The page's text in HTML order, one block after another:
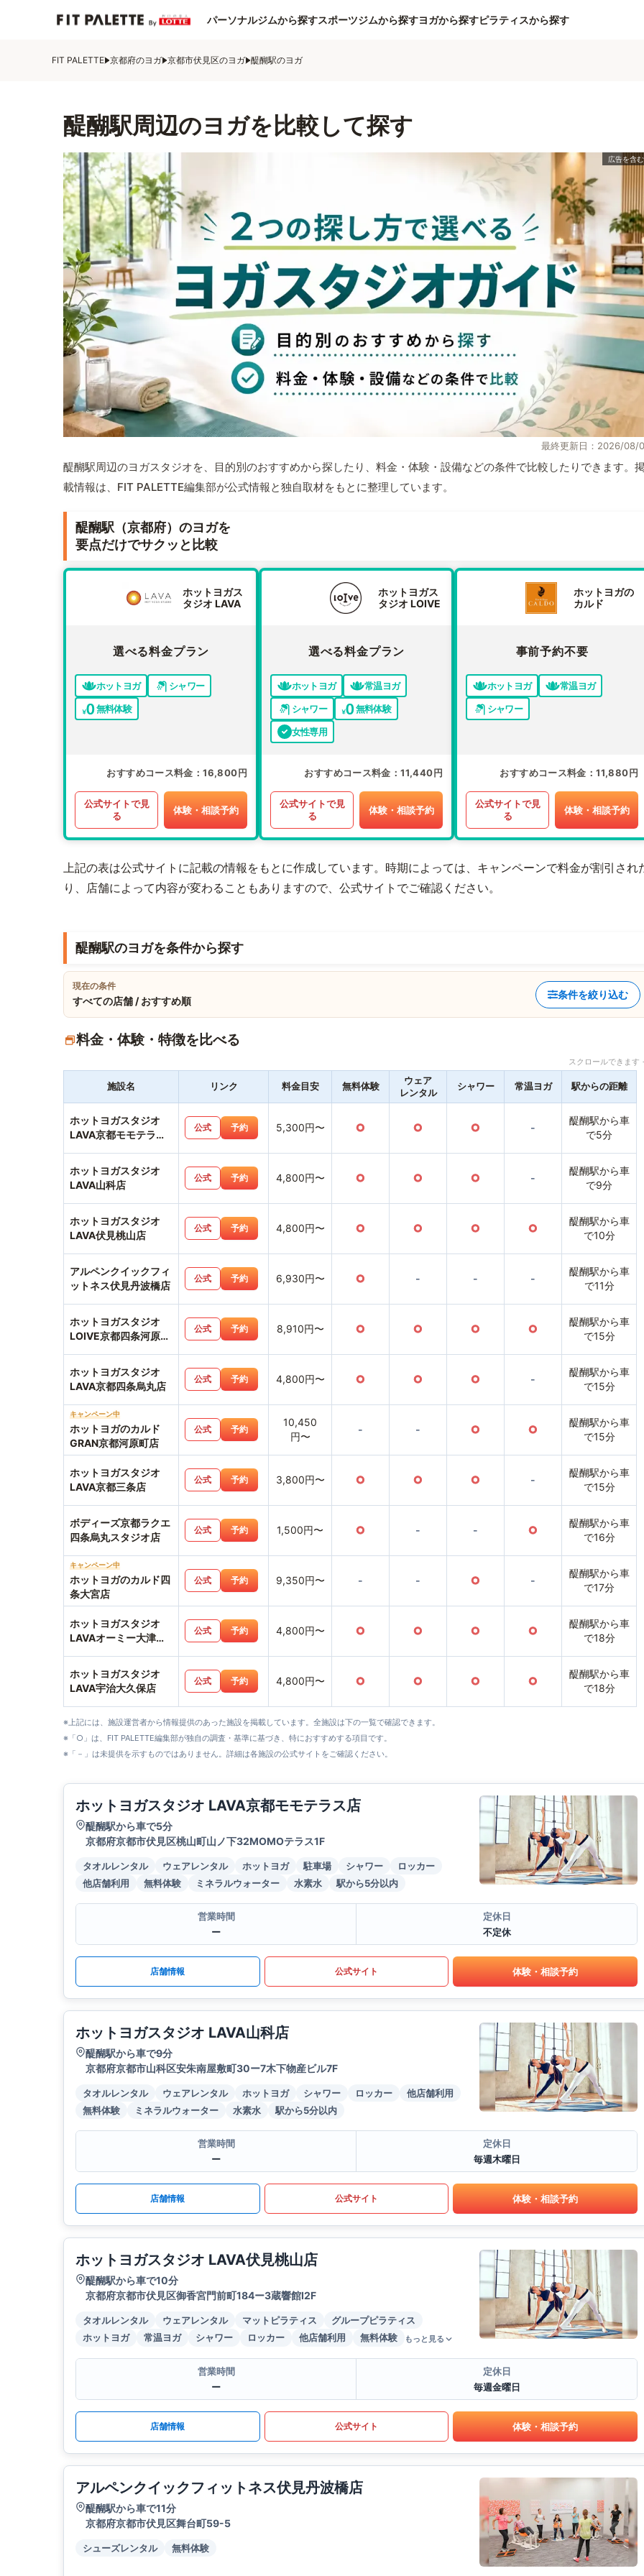
パーソナルジムから探すスポーツジムから探すヨガから探すピラティスから探す
FIT PALETTE 京都府のヨガ 京都市伏見区のヨガ 醍醐駅のヨガ
醍醐駅周辺のヨガを比較して探す
最終更新日：2026/08/
醍醐駅周辺のヨガスタジオを、目的別のおすすめから探したり、料金・体験・設備などの条件で比較したりできます。
載情報は、FIT PALETTE編集部が公式情報と独自取材をもとに整理しています。
醍醐駅（京都府）のヨガを
要点だけでサクッと比較
ホットヨガス
タジオ LAVA
選べる料金プラン
ホットヨガ
シャワー
無料体験
おすすめコース料金 16,800円
公式サイトで見
る
体験・相談予約
ホットヨガス
タジオ LOIVE
選べる料金プラン
ホットヨガ
常温ヨガ
シャワー
無料体験
女性専用
おすすめコース料金 11,440円
公式サイトで見
る
体験・相談予約
ホットヨガの
カルド
事前予約不要
ホットヨガ
常温ヨガ
シャワー
おすすめコース料金 11,880円
公式サイトで見
る
体験・相談予約
上記の表は公式サイトに記載の情報をもとに作成しています。時期によっては、キャンペーンで料金が割引され
り、店舗によって内容が変わることもありますので、公式サイトでご確認ください。
醍醐駅のヨガを条件から探す
現在の条件
すべての店舗 / おすすめ順
条件を絞り込む
料金・体験・特徴を比べる
スクロールできま
施設名 リンク 料金目安 無料体験
ウェア
レンタル
シャワー 常温ヨガ 駅からの距離
ホットヨガスタジオ
LAVA京都モモテラス
公式 予約 5,300円〜 ○ ○ ○ -
醍醐駅から車
で5分
ホットヨガスタジオ
LAVA山科店
公式 予約 4,800円〜 ○ ○ ○ -
醍醐駅から車
で9分
ホットヨガスタジオ
LAVA伏見桃山店
公式 予約 4,800円〜 ○ ○ ○ ○
醍醐駅から車
で10分
アルペンクイックフィ
ットネス伏見丹波橋店
公式 予約 6,930円〜 ○ - - -
醍醐駅から車
で11分
ホットヨガスタジオ
LOIVE京都四条河原町
公式 予約 8,910円〜 ○ ○ ○ ○
醍醐駅から車
で15分
ホットヨガスタジオ
LAVA京都四条烏丸店
公式 予約 4,800円〜 ○ ○ ○ -
醍醐駅から車
で15分
キャンペーン中
ホットヨガのカルド
GRAN京都河原町店
公式 予約
10,450
円〜
- - ○ ○
醍醐駅から車
で15分
ホットヨガスタジオ
LAVA京都三条店
公式 予約 3,800円〜 ○ ○ ○ -
醍醐駅から車
で15分
ボディーズ京都ラクエ
四条烏丸スタジオ店
公式 予約 1,500円〜 ○ - - ○
醍醐駅から車
で16分
キャンペーン中
ホットヨガのカルド四
条大宮店
公式 予約 9,350円〜 - - ○ -
醍醐駅から車
で17分
ホットヨガスタジオ
LAVAオーミー大津テ
公式 予約 4,800円〜 ○ ○ ○ ○
醍醐駅から車
で18分
ホットヨガスタジオ
LAVA宇治大久保店
公式 予約 4,800円〜 ○ ○ ○ ○
醍醐駅から車
で18分
※上記には、施設運営者から情報提供のあった施設を掲載しています。全施設は下の一覧で確認できます。
※「○」は、FIT PALETTE編集部が独自の調査・基準に基づき、特におすすめする項目です。
※「－」は未提供を示すものではありません。詳細は各施設の公式サイトをご確認ください。
ホットヨガスタジオ LAVA京都モモテラス店
醍醐駅から車で5分
京都府京都市伏見区桃山町山ノ下32MOMOテラス1F
タオルレンタル ウェアレンタル ホットヨガ 駐車場 シャワー
ロッカー
他店舗利用
無料体験 ミネラルウォーター 水素水 駅から5分以内
営業時間
ー
定休日
不定休
店舗情報 公式サイト 体験・相談予約
ホットヨガスタジオ LAVA山科店
醍醐駅から車で9分
京都府京都市山科区安朱南屋敷町30ー7木下物産ビル7F
タオルレンタル ウェアレンタル ホットヨガ シャワー ロッカー
他店舗利用
無料体験
ミネラルウォーター 水素水 駅から5分以内
営業時間
ー
定休日
毎週木曜日
店舗情報 公式サイト 体験・相談予約
ホットヨガスタジオ LAVA伏見桃山店
醍醐駅から車で10分
京都府京都市伏見区御香宮門前町184ー3蔵響館I2F
タオルレンタル ウェアレンタル マットピラティス
グループピラティス
ホットヨガ
常温ヨガ シャワー ロッカー 他店舗利用 無料体験 もっと見る
営業時間
ー
定休日
毎週金曜日
店舗情報 公式サイト 体験・相談予約
アルペンクイックフィットネス伏見丹波橋店
醍醐駅から車で11分
京都府京都市伏見区舞台町59-5
シューズレンタル 無料体験